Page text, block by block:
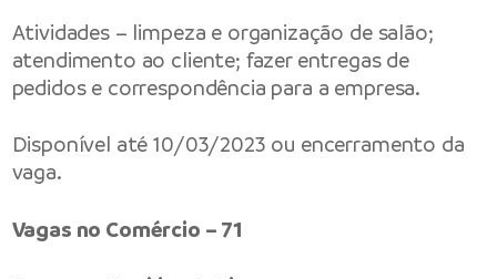
Atividades – limpeza e organização de salão;
atendimento ao cliente; fazer entregas de
pedidos e correspondência para a empresa.
Disponível até 10/03/2023 ou encerramento da
vaga.
Vagas no Comércio – 71